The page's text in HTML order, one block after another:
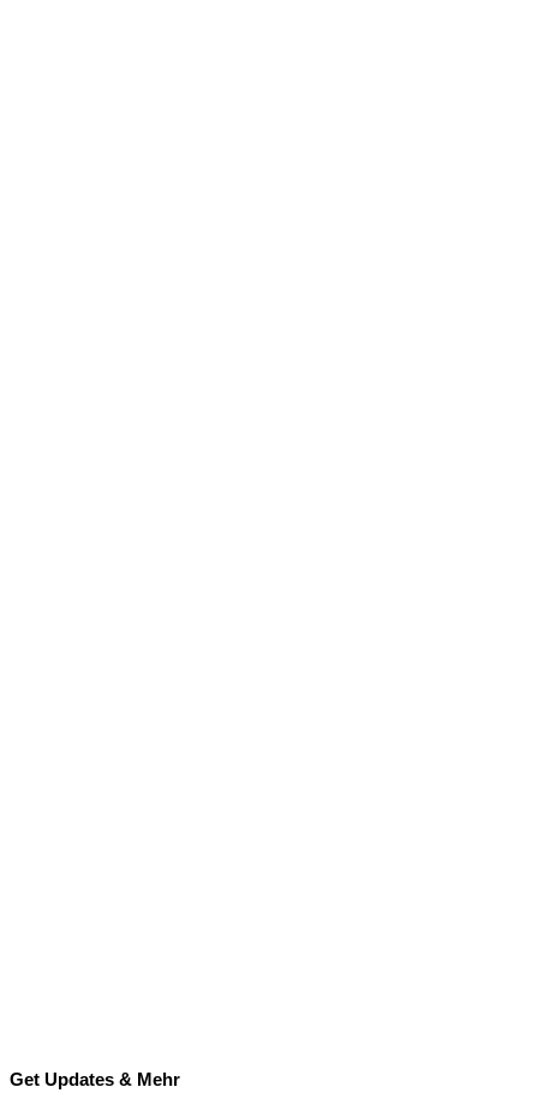
Get Updates & Mehr